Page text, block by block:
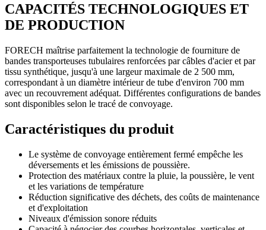
CAPACITÉS TECHNOLOGIQUES ET
DE PRODUCTION
FORECH maîtrise parfaitement la technologie de fourniture de
bandes transporteuses tubulaires renforcées par câbles d'acier et par
tissu synthétique, jusqu'à une largeur maximale de 2 500 mm,
correspondant à un diamètre intérieur de tube d'environ 700 mm
avec un recouvrement adéquat. Différentes configurations de bandes
sont disponibles selon le tracé de convoyage.
Caractéristiques du produit
Le système de convoyage entièrement fermé empêche les
déversements et les émissions de poussière.
Protection des matériaux contre la pluie, la poussière, le vent
et les variations de température
Réduction significative des déchets, des coûts de maintenance
et d'exploitation
Niveaux d'émission sonore réduits